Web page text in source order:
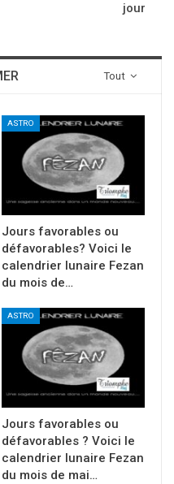
jour
Tout
ASTRO
Jours favorables ou
défavorables? Voici le
calendrier lunaire Fezan
du mois de…
ASTRO
Jours favorables ou
défavorables ? Voici le
calendrier lunaire Fezan
du mois de mai…